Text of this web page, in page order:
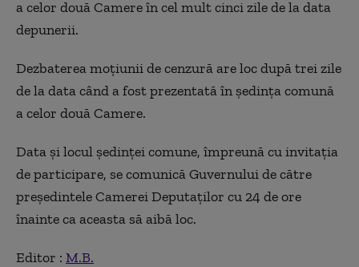
a celor două Camere în cel mult cinci zile de la data
depunerii.
Dezbaterea moţiunii de cenzură are loc după trei zile
de la data când a fost prezentată în şedinţa comună
a celor două Camere.
Data şi locul şedinţei comune, împreună cu invitaţia
de participare, se comunică Guvernului de către
preşedintele Camerei Deputaţilor cu 24 de ore
înainte ca aceasta să aibă loc.
Editor : M.B.